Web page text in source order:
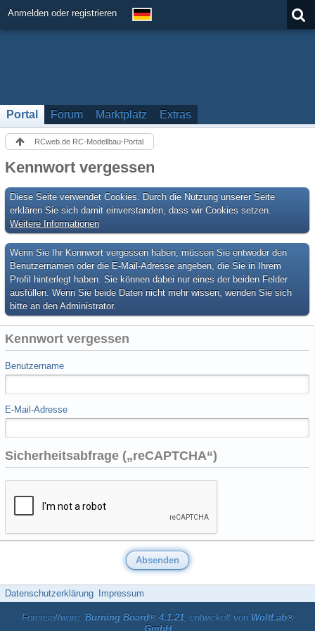
Anmelden oder registrieren
Portal Forum Marktplatz Extras
RCweb.de RC-Modellbau-Portal
Kennwort vergessen
Diese Seite verwendet Cookies. Durch die Nutzung unserer Seite
erklären Sie sich damit einverstanden, dass wir Cookies setzen.
Weitere Informationen
Wenn Sie Ihr Kennwort vergessen haben, müssen Sie entweder den
Benutzernamen oder die E-Mail-Adresse angeben, die Sie in Ihrem
Profil hinterlegt haben. Sie können dabei nur eines der beiden Felder
ausfüllen. Wenn Sie beide Daten nicht mehr wissen, wenden Sie sich
bitte an den Administrator.
Kennwort vergessen
Benutzername
E-Mail-Adresse
Sicherheitsabfrage („reCAPTCHA“)
Datenschutzerklärung Impressum
Forensoftware: Burning Board® 4.1.21, entwickelt von WoltLab®
GmbH